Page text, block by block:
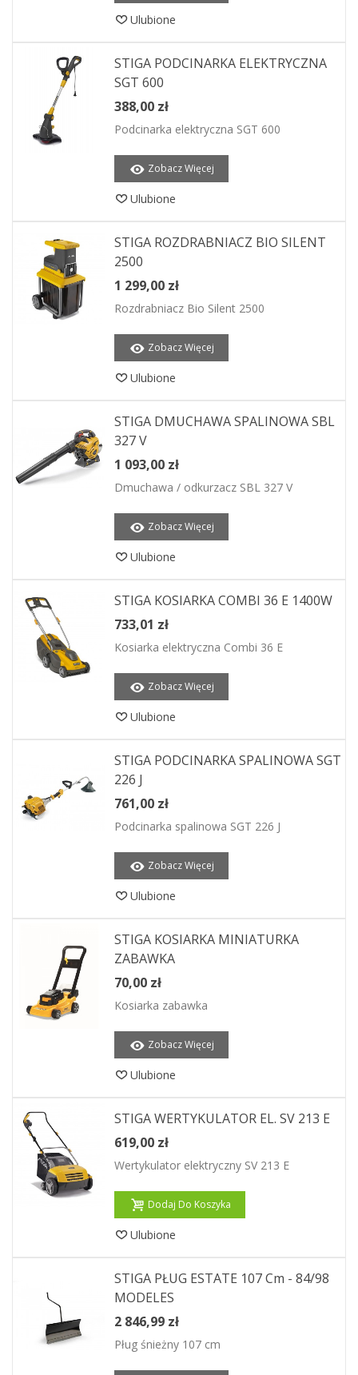
Ulubione
STIGA PODCINARKA ELEKTRYCZNA
SGT 600
388,00 zł
Podcinarka elektryczna SGT 600
Zobacz Więcej
Ulubione
STIGA ROZDRABNIACZ BIO SILENT
2500
1 299,00 zł
Rozdrabniacz Bio Silent 2500
Zobacz Więcej
Ulubione
STIGA DMUCHAWA SPALINOWA SBL
327 V
1 093,00 zł
Dmuchawa / odkurzacz SBL 327 V
Zobacz Więcej
Ulubione
STIGA KOSIARKA COMBI 36 E 1400W
733,01 zł
Kosiarka elektryczna Combi 36 E
Zobacz Więcej
Ulubione
STIGA PODCINARKA SPALINOWA SGT
226 J
761,00 zł
Podcinarka spalinowa SGT 226 J
Zobacz Więcej
Ulubione
STIGA KOSIARKA MINIATURKA
ZABAWKA
70,00 zł
Kosiarka zabawka
Zobacz Więcej
Ulubione
STIGA WERTYKULATOR EL. SV 213 E
619,00 zł
Wertykulator elektryczny SV 213 E
Dodaj Do Koszyka
Ulubione
STIGA PŁUG ESTATE 107 Cm - 84/98
MODELES
2 846,99 zł
Pług śnieżny 107 cm